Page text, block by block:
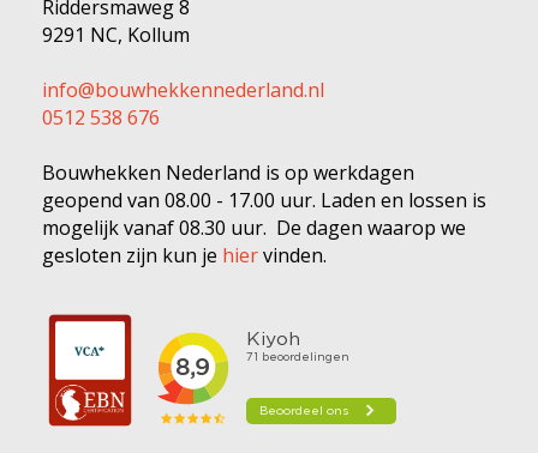
Riddersmaweg 8
9291 NC, Kollum
info@bouwhekkennederland.nl
0512 538 676
Bouwhekken Nederland is op werkdagen
geopend van 08.00 - 17.00 uur. Laden en lossen is
mogelijk vanaf 08.30 uur. De dagen waarop we
gesloten zijn kun je hiervinden.